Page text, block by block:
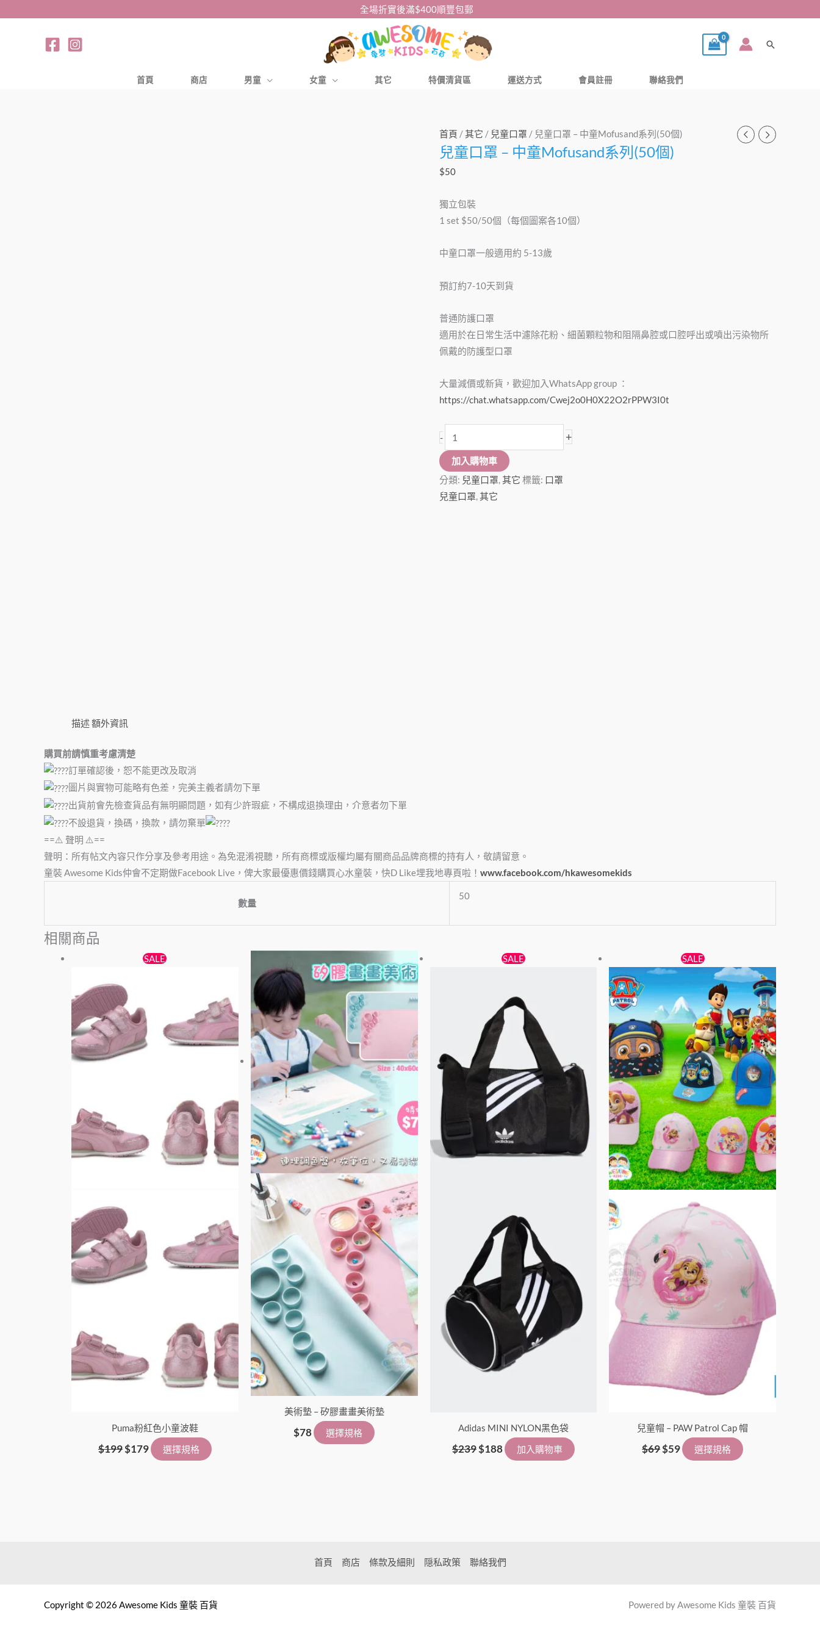
全場折實後滿$400順豐包郵
搜
首頁 商店 男童 女童 其它 特價清貨區 運送方式 會員註冊 聯絡我們
首頁 /其它 / 兒童口罩 / 兒童口罩 – 中童Mofusand系列(50個)
兒童口罩 – 中童Mofusand系列(50個)
$50
獨立包裝
1 set $50/50個（每個圖案各10個）
中童口罩一般適用約 5-13歲
預訂約7-10天到貨
普通防護口罩
適用於在日常生活中濾除花粉、細菌顆粒物和阻隔鼻腔或口腔呼出或噴出污染物所
佩戴的防護型口罩
大量減價或新貨，歡迎加入WhatsApp group ：
https://chat.whatsapp.com/Cwej2o0H0X22O2rPPW3I0t
-
兒
童
口
-
Mofusand
列
個)
數
量
+
加入購物車
分類: 兒童口罩,其它 標籤: 口罩
兒童口罩,其它
描述額外資訊
購買前請慎重考慮清楚
訂單確認後，恕不能更改及取消
圖片與實物可能略有色差，完美主義者請勿下單
出貨前會先檢查貨品有無明顯問題，如有少許瑕疵，不構成退換理由，介意者勿下單
不設退貨，換碼，換款，請勿棄單
==⚠️ 聲明 ⚠️==
聲明：所有帖文內容只作分享及參考用途。為免混淆視聽，所有商標或版權均屬有關商品品牌商標的持有人，敬請留意。
童裝 Awesome Kids仲會不定期做Facebook Live，俾大家最優惠價錢購買心水童裝，快D Like埋我地專頁啦！ www.facebook.com/hkawesomekids
數量
50
相關商品
SALE
Puma粉紅色小童波鞋
$199
格：
$199。
$179
目
選擇規格
有
多
種
在
產
品
頁
選
項
美術墊 – 矽膠畫畫美術墊
$78 選擇規格
產
品
有
多
款
式。
可
在
產
品
頁
面
選
擇
選
項
SALE
Adidas MINI NYLON黑色袋
$239
$239。
$188
目
格：
$188。
加入購物車
SALE
兒童帽 – PAW Patrol Cap 帽
$69
始
格：
$69。
$59
目
前
格：
$59。
選擇規格
產
品
有
多
種
款
式。
可
在
產
品
頁
面
選
項
首頁 商店 條款及細則 隠私政策 聯絡我們
Copyright © 2026 Awesome Kids 童裝 百貨 Powered by Awesome Kids 童裝 百貨